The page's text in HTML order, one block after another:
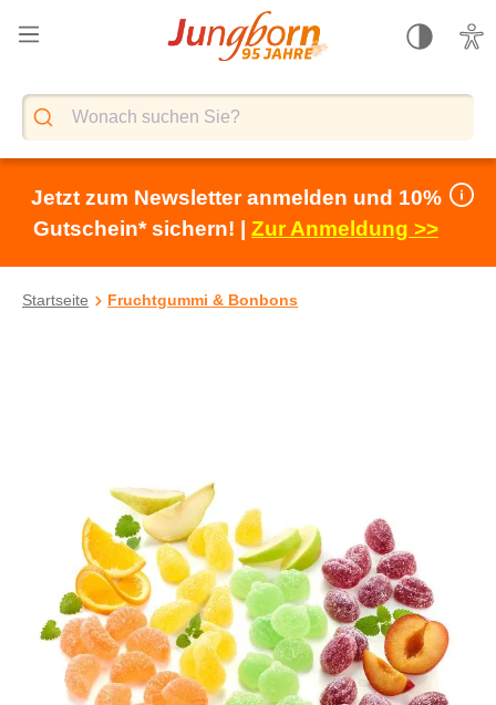
springen
Jetzt zum Newsletter anmelden und 10%
Gutschein* sichern! | Zur Anmeldung >>
Startseite Fruchtgummi & Bonbons